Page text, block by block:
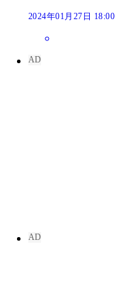
2024年01月27日 18:00